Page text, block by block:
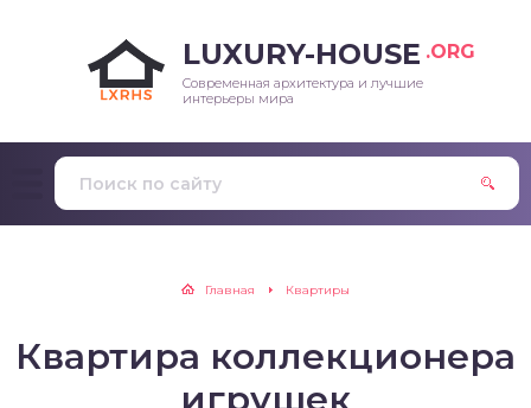
LUXURY-HOUSE .ORG
Современная архитектура и лучшие
интерьеры мира
Главная Квартиры
Квартира коллекционера
игрушек